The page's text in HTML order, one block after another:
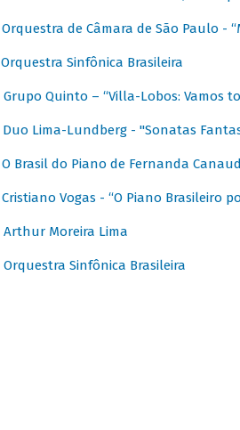
Orquestra de Câmara de São Paulo -
Orquestra Sinfônica Brasileira
Grupo Quinto – “Villa-Lobos: Vamos
Duo Lima-Lundberg - "Sonatas
O Brasil do Piano de Fernanda Canaud
Cristiano Vogas - “O Piano Brasileiro
Arthur Moreira Lima
Orquestra Sinfônica Brasileira